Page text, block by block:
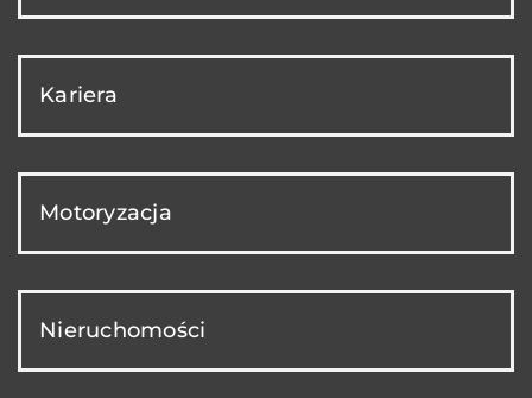
Kariera
Motoryzacja
Nieruchomości